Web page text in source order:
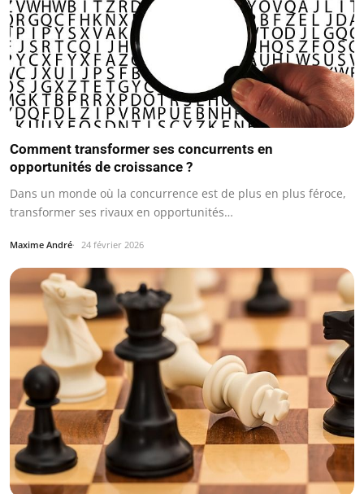
Comment transformer ses concurrents en
opportunités de croissance ?
Dans un monde où la concurrence est de plus en plus féroce,
transformer ses rivaux en opportunités…
Maxime André 24 février 2026